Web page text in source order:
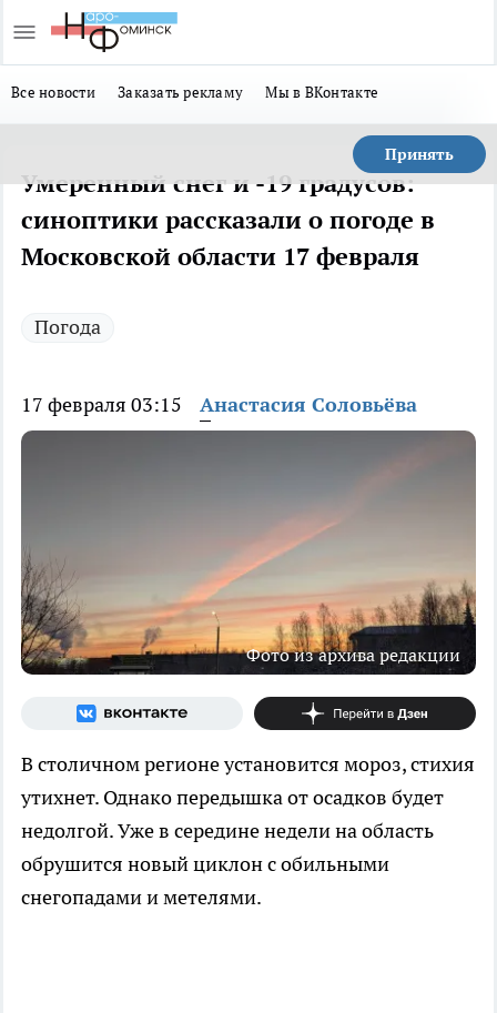
Все новости Заказать рекламу Мы в ВКонтакте
Принять
Умеренный снег и -19 градусов:
синоптики рассказали о погоде в
Московской области 17 февраля
Погода
17 февраля 03:15 Анастасия Соловьёва
Фото из архива редакции
В столичном регионе установится мороз, стихия
утихнет. Однако передышка от осадков будет
недолгой. Уже в середине недели на область
обрушится новый циклон с обильными
снегопадами и метелями.